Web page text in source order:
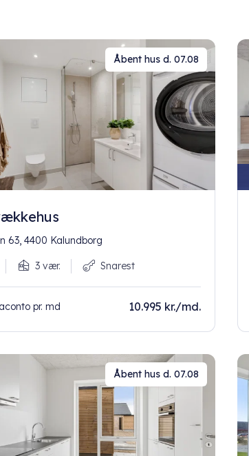
Åbent hus d. 07.08
63, 4400 Kalundborg
3 vær. Snarest
pr. md 10.995 kr./md.
Åbent hus d. 07.08